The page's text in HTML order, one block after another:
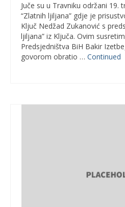
Juče su u Travniku održani 19.
“Zlatnih ljiljana” gdje je
Ključ Nedžad Zukanović s
ljiljana” iz Ključa. Ovim
Predsjedništva BiH Bakir
govorom obratio … Continued